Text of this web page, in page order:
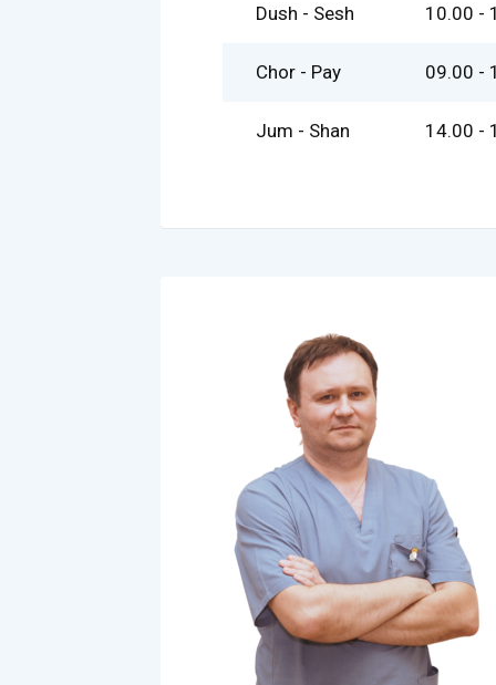
Dush - Sesh 10.00 -
Chor - Pay 09.00 -
Jum - Shan 14.00 -